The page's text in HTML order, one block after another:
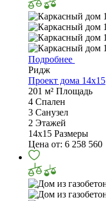
Подробнее
Ридж
Проект дома 14х15
201 м² Площадь
4 Спален
3 Санузел
2 Этажей
14х15 Размеры
Цена от: 6 258 560